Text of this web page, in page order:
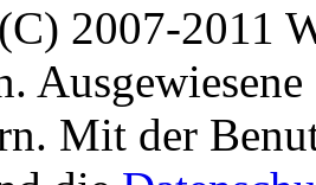
2007-2011
Mit der